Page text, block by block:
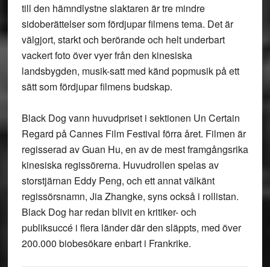
till den hämndlystne slaktaren är tre mindre
sidoberättelser som fördjupar filmens tema. Det är
välgjort, starkt och berörande och helt underbart
vackert foto över vyer från den kinesiska
landsbygden, musik-satt med känd popmusik på ett
sätt som fördjupar filmens budskap.
Black Dog vann huvudpriset i sektionen Un Certain
Regard på Cannes Film Festival förra året. Filmen är
regisserad av Guan Hu, en av de mest framgångsrika
kinesiska regissörerna. Huvudrollen spelas av
storstjärnan Eddy Peng, och ett annat välkänt
regissörsnamn, Jia Zhangke, syns också i rollistan.
Black Dog har redan blivit en kritiker- och
publiksuccé i flera länder där den släppts, med över
200.000 biobesökare enbart i Frankrike.